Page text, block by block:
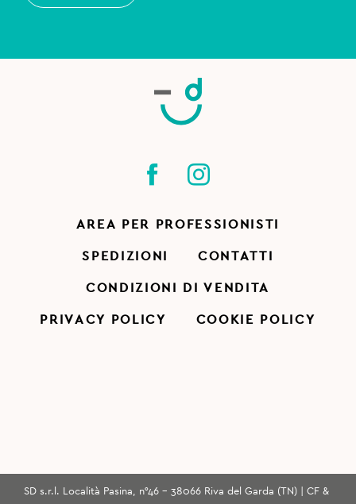
AREA PER PROFESSIONISTI
SPEDIZIONI CONTATTI
CONDIZIONI DI VENDITA
PRIVACY POLICY COOKIE POLICY
SD s.r.l. Località Pasina, n°46 - 38066 Riva del Garda (TN) | CF &